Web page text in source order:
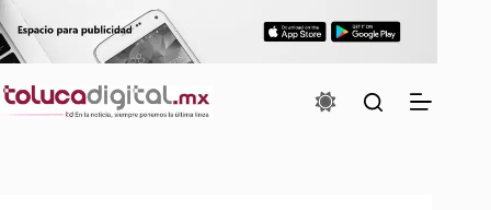
Saltar
al
contenido